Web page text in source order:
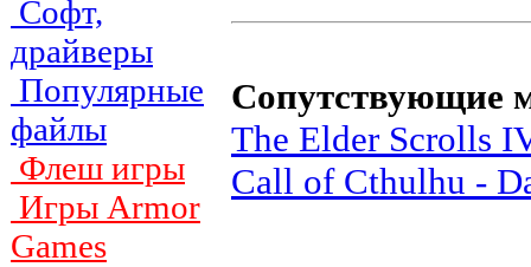
Софт,
драйверы
Популярные
файлы
Флеш игры
Игры Armor
Games
Сопутствующие
The Elder Scrolls
Call of Cthulhu -